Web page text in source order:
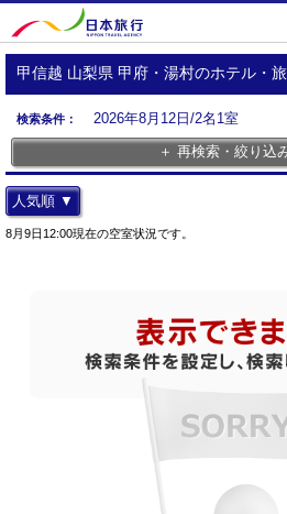
甲信越 山梨県 甲府・湯村のホテル・
検索条件：
2026年8月12日/2名1室
＋ 再検索・絞り込
人気順 ▼
8月9日12:00現在の空室状況です。